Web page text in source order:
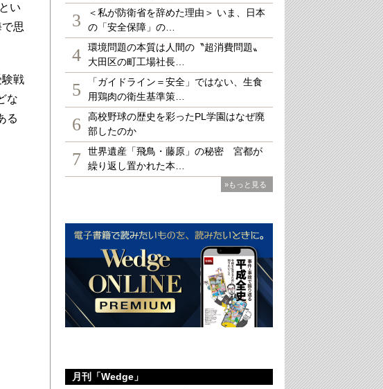
い
思
戦
な
る
3
＜私が防衛省を辞めた理由＞ いま、日本
の「安全保障」の…
4
環境問題の本質は人間の〝超消費問題〟
大田区の町工場社長…
5
「ガイドライン＝安全」ではない、生食
用鶏肉の衛生基準策…
6
高校野球の歴史を彩ったPL学園はなぜ廃
部したのか
7
世界遺産「飛鳥・藤原」の秘密 宮都が
繰り返し置かれた本…
»もっと見る
月刊「Wedge」